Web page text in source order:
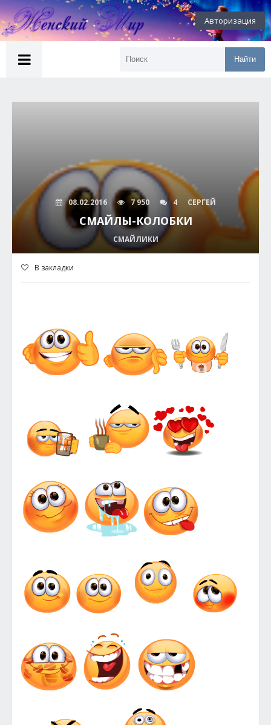
Авторизация
Найти
08.02.2016 7 950 4 СЕРГЕЙ
СМАЙЛЫ-КОЛОБКИ
СМАЙЛИКИ
В закладки